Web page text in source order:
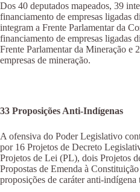
Dos 40 deputados mapeados, 39
financiamento de empresas ligadas
integram a Frente Parlamentar da
financiamento de empresas ligadas
Frente Parlamentar da Mineração e
empresas de mineração.
33 Proposições Anti-Indígenas
A ofensiva do Poder Legislativo
por 16 Projetos de Decreto
Projetos de Lei (PL), dois Projetos
Propostas de Emenda à
proposições de caráter anti-indígena